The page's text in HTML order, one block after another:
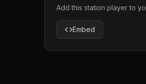
Add this station player to
Embed